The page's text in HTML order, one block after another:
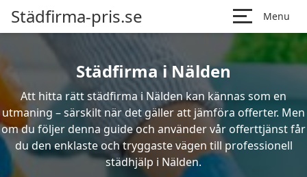
Städfirma-pris.se Menu
Städfirma i Nälden
Att hitta rätt städfirma i Nälden kan kännas som en
utmaning – särskilt när det gäller att jämföra offerter. Men
om du följer denna guide och använder vår offerttjänst får
du den enklaste och tryggaste vägen till professionell
städhjälp i Nälden.